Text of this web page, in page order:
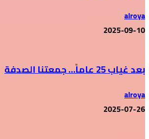
alroya
2025-09-10
بعد غياب 25 عاماً… جمعتنا الصدفة
alroya
2025-07-26